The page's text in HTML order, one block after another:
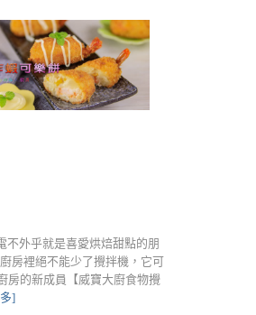
不外乎就是喜愛烘焙甜點的朋
房裡絕不能少了攪拌機，它可
房的新成員【威寶大廚食物攪
]